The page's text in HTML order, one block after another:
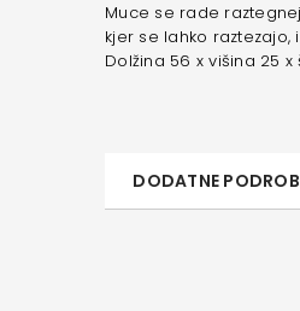
Muce se rade
kjer se lahko
Dolžina 56 x višina 25
DODATNE